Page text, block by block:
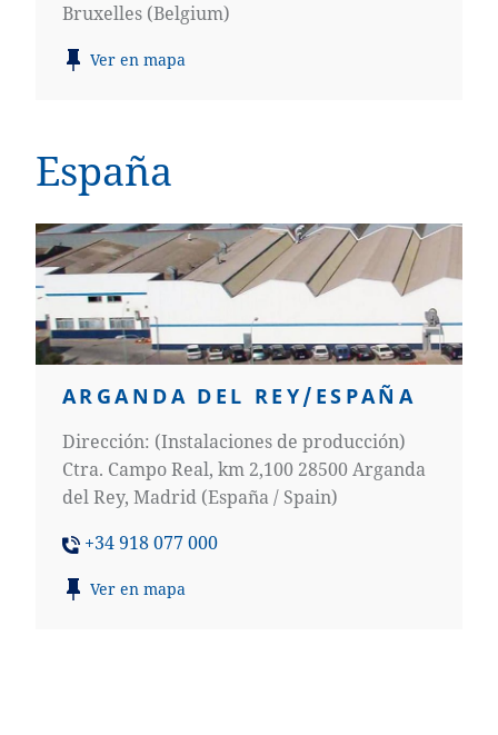
Bruxelles (Belgium)
Ver en mapa
España
ARGANDA DEL REY/ESPAÑA
Dirección: (Instalaciones de producción)
Ctra. Campo Real, km 2,100 28500 Arganda
del Rey, Madrid (España / Spain)
+34 918 077 000
Ver en mapa